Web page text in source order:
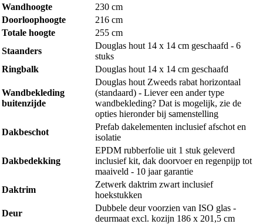
Wandhoogte
230 cm
Doorloophoogte
216 cm
Totale hoogte
255 cm
Staanders
Douglas hout 14 x 14 cm geschaafd - 6
stuks
Ringbalk
Douglas hout 14 x 14 cm geschaafd
Wandbekleding
buitenzijde
Douglas hout Zweeds rabat horizontaal
(standaard) - Liever een ander type
wandbekleding? Dat is mogelijk, zie de
opties hieronder bij samenstelling
Dakbeschot
Prefab dakelementen inclusief afschot en
isolatie
Dakbedekking
EPDM rubberfolie uit 1 stuk geleverd
inclusief kit, dak doorvoer en regenpijp tot
maaiveld - 10 jaar garantie
Daktrim
Zetwerk daktrim zwart inclusief
hoekstukken
Deur
Dubbele deur voorzien van ISO glas -
deurmaat excl. kozijn 186 x 201,5 cm